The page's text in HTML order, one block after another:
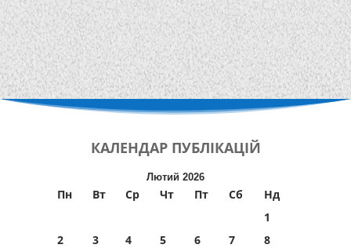
КАЛЕНДАР ПУБЛІКАЦІЙ
Лютий 2026
Пн Вт Ср Чт Пт Сб
Нд
1
2
3 4 5 6 7
8